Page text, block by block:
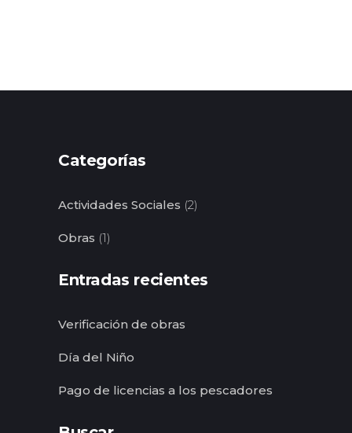
Categorías
Actividades Sociales (2)
Obras (1)
Entradas recientes
Verificación de obras
Día del Niño
Pago de licencias a los pescadores